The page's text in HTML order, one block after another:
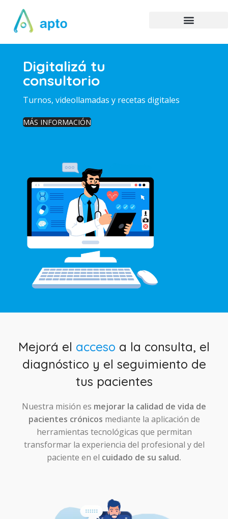
Digitalizá tu
consultorio
Turnos, videollamadas y recetas digitales
MÁS INFORMACIÓN
Mejorá el acceso a la consulta, el
diagnóstico y el seguimiento de
tus pacientes
Nuestra misión es mejorar la calidad de vida de
pacientes crónicos mediante la aplicación de
herramientas tecnológicas que permitan
transformar la experiencia del profesional y del
paciente en el cuidado de su salud.